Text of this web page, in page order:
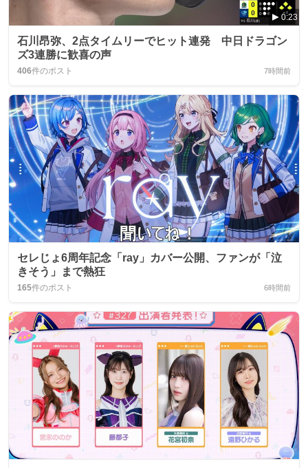
0:23
石川昂弥、2点タイムリーでヒット連発 中日ドラゴン
ズ3連勝に歓喜の声
406件のポスト 7時間前
セレじょ6周年記念「ray」カバー公開、ファンが「泣
きそう」まで熱狂
165件のポスト 6時間前